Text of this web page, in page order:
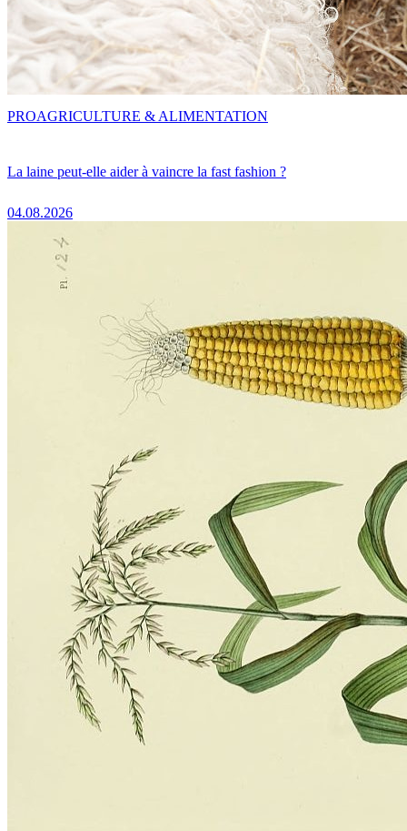
La laine peut-elle aider à vaincre la fast fashion ?
04.08.2026
PROAGRICULTURE & ALIMENTATION